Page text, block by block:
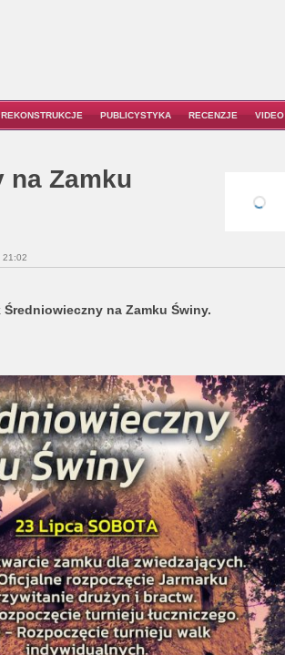
REKONSTRUKCJE PUBLICYSTYKA RECENZJE VIDEO
na Zamku
na Zamku Świny.